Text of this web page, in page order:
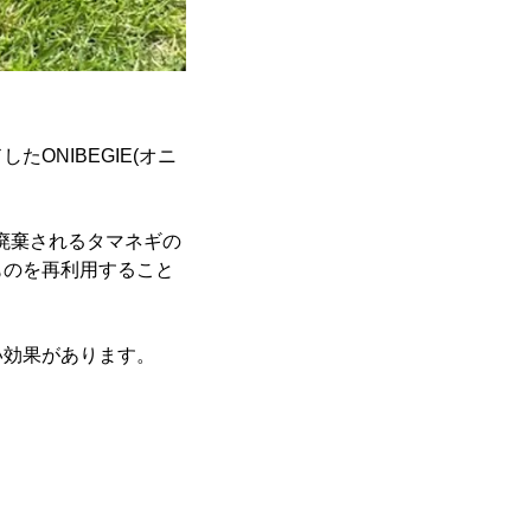
たONIBEGIE(オニ
棄されるタマネギの
を再利用すること
果があります。